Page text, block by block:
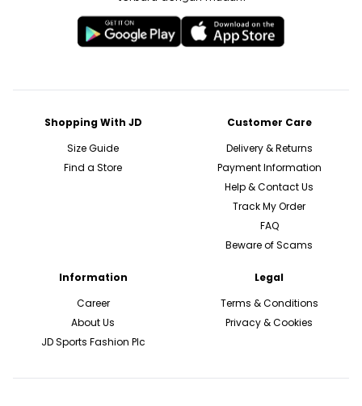
Shopping With JD
Size Guide
Find a Store
Customer Care
Delivery & Returns
Payment Information
Help & Contact Us
Track My Order
FAQ
Beware of Scams
Information
Career
About Us
JD Sports Fashion Plc
Legal
Terms & Conditions
Privacy & Cookies